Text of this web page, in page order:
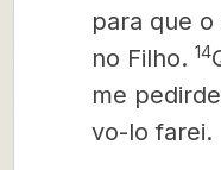
para que o
no Filho. 14
me
vo-lo farei.